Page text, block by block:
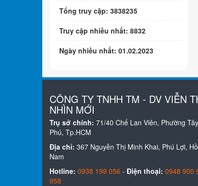
Tổng truy cập: 3838235
Truy cập nhiều nhất: 8832
Ngày nhiều nhất: 01.02.2023
CÔNG TY TNHH TM - DV VIỄN
NHÌN MỚI
Trụ sở chính: 71/40 Chế Lan Viên, Phường
Phú, Tp.HCM
Địa chỉ: 367 Nguyễn Thị Minh Khai, Phú Lợi,
Nam
Hotline: 0938 199 056 - Điện thoại: 0948 900
958